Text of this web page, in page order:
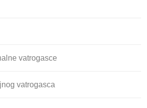
vatrogasce
vatrogasca